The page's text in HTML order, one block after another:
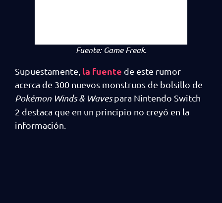
Fuente: Game Freak.
Supuestamente, la fuente de este rumor
acerca de 300 nuevos monstruos de bolsillo de
Pokémon Winds & Wavespara Nintendo Switch
2 destaca que en un principio no creyó en la
información.